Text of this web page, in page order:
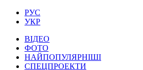
РУС
УКР
ВІДЕО
ФОТО
НАЙПОПУЛЯРНІШІ
СПЕЦПРОЕКТИ